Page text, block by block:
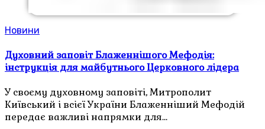
Новини
Духовний заповіт Блаженнішого Мефодія:
інструкція для майбутнього Церковного лідера
У своєму духовному заповіті, Митрополит
Київський і всієї України Блаженніший Мефодій
передає важливі напрямки для…